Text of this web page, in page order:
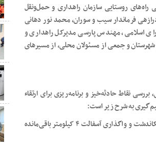
راه‌های روستایی سازمان راهداری و حمل‌ونقل
فرماندار سیب و سوران، محمد نور دهانی
اسلامی، مهندس پارسی مدیرکل راهداری و
و جمعی از مسئولان محلی، از مسیرهای
نقاط حادثه‌خیز و برنامه‌ریزی برای ارتقاء
به شرح زیر است:
۱. جاده قلعه ماشکید–گنزوک: پیشنهاد احداث ادامه مسیر تا روستای آسکاندشت و واگذاری آسفالت ۴ کیلومتر باقی‌مانده